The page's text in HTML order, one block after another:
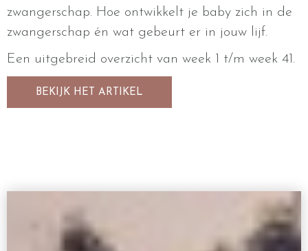
zwangerschap. Hoe ontwikkelt je baby zich in de
zwangerschap én wat gebeurt er in jouw lijf.
Een uitgebreid overzicht van week 1 t/m week 41.
BEKIJK HET ARTIKEL